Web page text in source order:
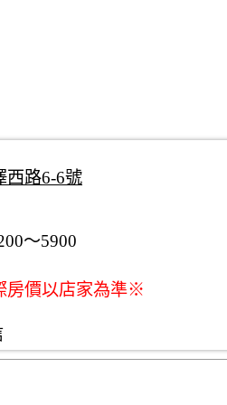
西路6-6號
～5900
房價以店家為準※